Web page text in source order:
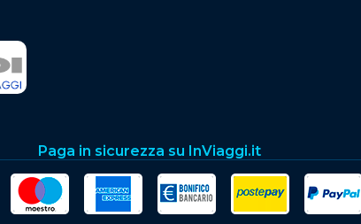
Paga in sicurezza su InViaggi.it